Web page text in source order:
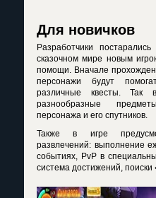
Для новичков
Разработчики
сказочном мире новым
помощи. Вначале
персонажи будут
различные квесты. Так
разнообразные
персонажа и его спутников.
Также в игре
развлечений: выполнение
событиях, PvP в
система достижений, поиски